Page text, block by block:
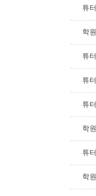
튜터
학원
튜터
튜터
튜터
학원
튜터
학원